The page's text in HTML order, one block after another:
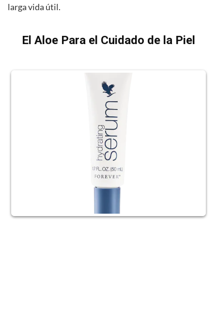
larga vida útil.
El Aloe Para el Cuidado de la Piel